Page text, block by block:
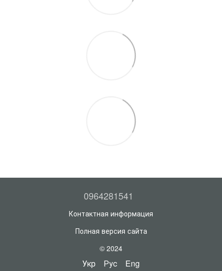
0964281541
Контактная информация
Полная версия сайта
© 2024
Укр Рус Eng